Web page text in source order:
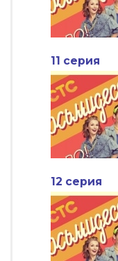
11 серия
12 серия